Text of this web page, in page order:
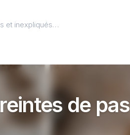
et inexpliqués…
de pas